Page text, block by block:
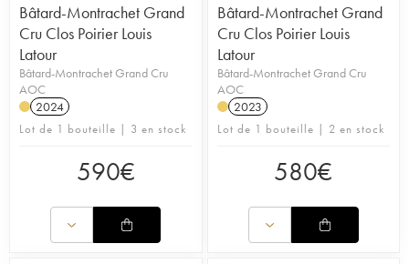
Bâtard-Montrachet Grand
Cru Clos Poirier Louis
Latour
Bâtard-Montrachet Grand Cru
AOC
2024
Lot de 1 bouteille | 3 en stock
590€
Bâtard-Montrachet Grand
Cru Clos Poirier Louis
Latour
Bâtard-Montrachet Grand Cru
AOC
2023
Lot de 1 bouteille | 2 en stock
580€